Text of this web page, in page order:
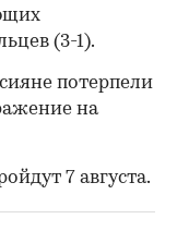
(3-1).
потерпели
на
7 августа.